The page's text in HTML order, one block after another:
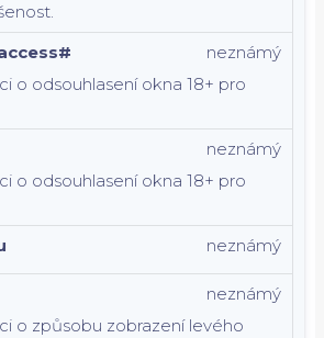
o odsouhlasení okna 18+ pro
neznámý
o odsouhlasení okna 18+ pro
neznámý
neznámý
o způsobu zobrazení levého
neznámý